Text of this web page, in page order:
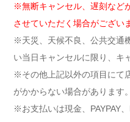
※無断キャンセル、遅刻など
させていただく場合がござい
※天災、天候不良、公共交通
い当日キャンセルに限り、キ
※その他上記以外の項目にて
がかからない場合があります。
※お支払いは現金、PAYPAY